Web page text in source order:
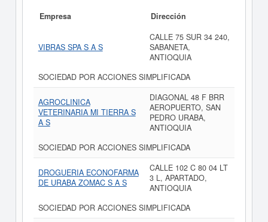
Empresa Dirección
VIBRAS SPA S A S
CALLE 75 SUR 34 240,
SABANETA,
ANTIOQUIA
SOCIEDAD POR ACCIONES SIMPLIFICADA
AGROCLINICA
VETERINARIA MI TIERRA S
A S
DIAGONAL 48 F BRR
AEROPUERTO, SAN
PEDRO URABA,
ANTIOQUIA
SOCIEDAD POR ACCIONES SIMPLIFICADA
DROGUERIA ECONOFARMA
DE URABA ZOMAC S A S
CALLE 102 C 80 04 LT
3 L, APARTADO,
ANTIOQUIA
SOCIEDAD POR ACCIONES SIMPLIFICADA